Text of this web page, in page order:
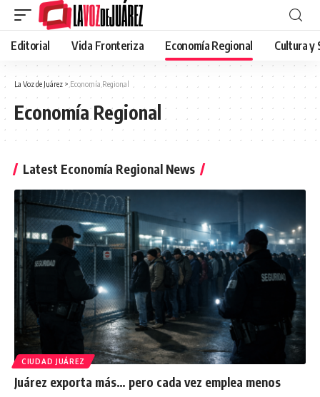
Editorial Vida Fronteriza Economía Regional Cultura y
La Voz de Juárez > Economía Regional
Economía Regional
Latest Economía Regional News
CIUDAD JUÁREZ
Juárez exporta más… pero cada vez emplea menos